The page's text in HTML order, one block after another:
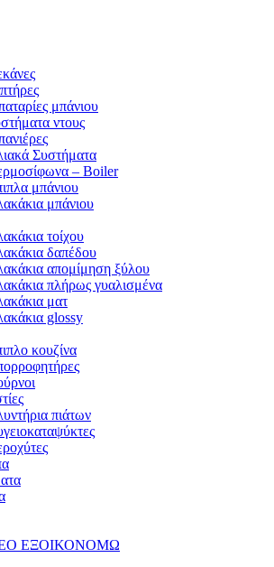
μπάνιου
ντους
Συστήματα
– Boiler
μπάνιου
μπάνιου
τοίχου
δαπέδου
απομίμηση ξύλου
πλήρως γυαλισμένα
ματ
glossy
κουζίνα
πιάτων
ΕΞΟΙΚΟΝΟΜΩ